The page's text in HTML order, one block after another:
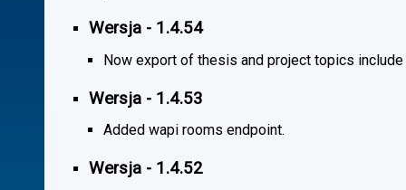
Wersja - 1.4.54
Now export of thesis and project topics
Wersja - 1.4.53
Added wapi rooms endpoint.
Wersja - 1.4.52